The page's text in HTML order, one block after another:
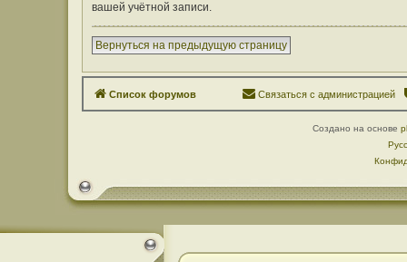
вашей учётной записи.
Вернуться на предыдущую страницу
Список форумов Связаться с администрацией
Создано на основе